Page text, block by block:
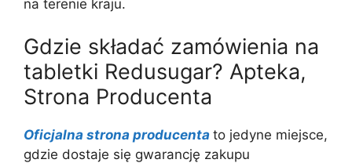
na terenie kraju.
Gdzie składać zamówienia na
tabletki Redusugar? Apteka,
Strona Producenta
Oficjalna strona producenta to jedyne miejsce,
gdzie dostaje się gwarancję zakupu